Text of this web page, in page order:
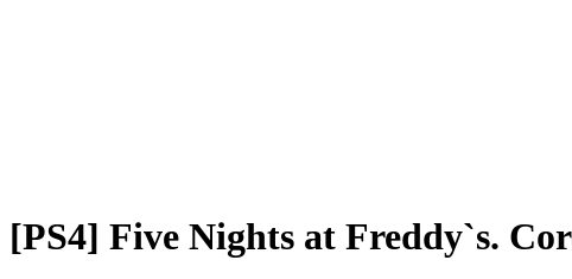
[PS4] Five Nights at Freddy`s.